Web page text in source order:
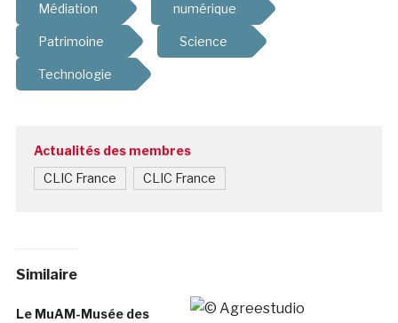
Médiation numérique
Patrimoine Science
Technologie
Actualités des membres
CLIC France CLIC France
Similaire
Le MuAM-Musée des